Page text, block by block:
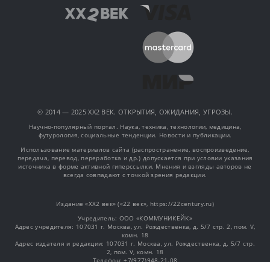
© 2014 — 2025 XX2 ВЕК. ОТКРЫТИЯ, ОЖИДАНИЯ, УГРОЗЫ.
Научно-популярный портал. Наука, техника, технологии, медицина,
футурология, социальные тенденции. Новости и публикации.
Использование материалов сайта (распространение, воспроизведение,
передача, перевод, переработка и др.) допускается при условии указания
источника в форме активной гиперссылки. Мнения и взгляды авторов не
всегда совпадают с точкой зрения редакции.
Издание «XX2 век» («22 век», https://22century.ru)
Учредитель: OOO «КОММУНИКЕЙК»
Адрес учредителя: 107031 г. Москва, ул. Рождественка, д. 5/7 стр. 2, пом. V,
комн. 18
Адрес издателя и редакции: 107031 г. Москва, ул. Рождественка, д. 5/7 стр.
2, пом. V, комн. 18
Телефон: +7(977)948-21-08